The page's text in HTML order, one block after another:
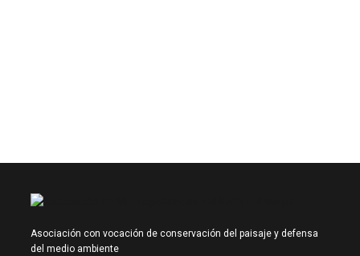
Asociación con vocación de conservación del paisaje y defensa
del medio ambiente